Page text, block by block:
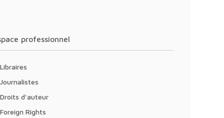
professionnel
Libraires
Journalistes
Droits d'auteur
Foreign Rights